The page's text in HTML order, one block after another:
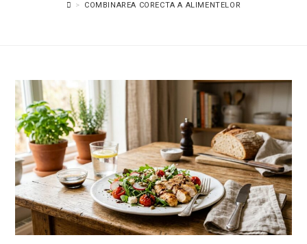
> COMBINAREA CORECTA A ALIMENTELOR